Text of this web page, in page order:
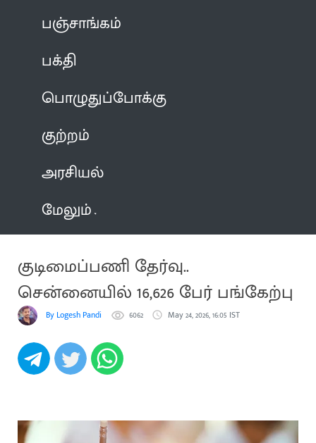
பஞ்சாங்கம்
பக்தி
பொழுதுப்போக்கு
குற்றம்
அரசியல்
மேலும்
குடிமைப்பணி தேர்வு..
சென்னையில் 16,626 பேர் பங்கேற்பு
By Logesh Pandi 6062 May 24, 2026, 16:05 IST